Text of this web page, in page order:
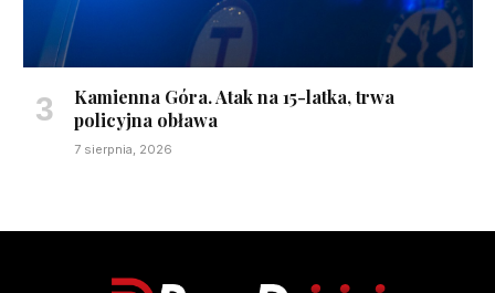
Kamienna Góra. Atak na 15-latka, trwa
policyjna obława
7 sierpnia, 2026